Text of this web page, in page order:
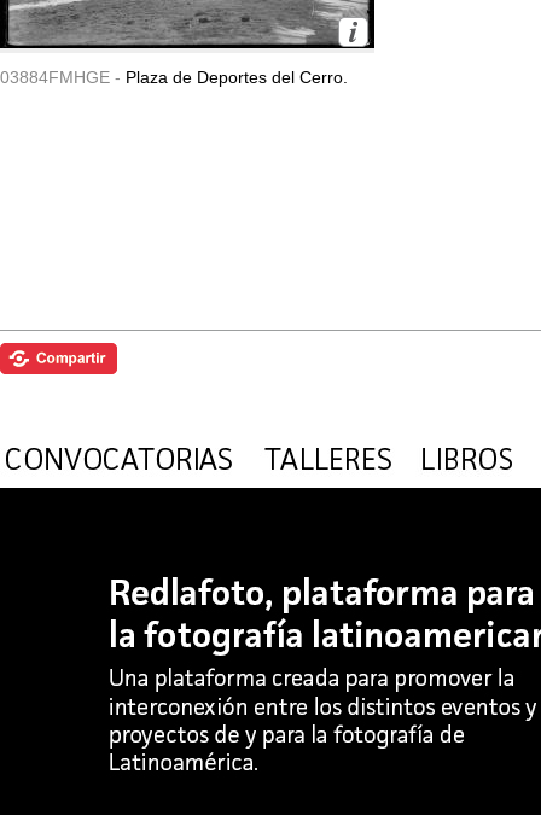
03884FMHGE - Plaza de Deportes del Cerro.